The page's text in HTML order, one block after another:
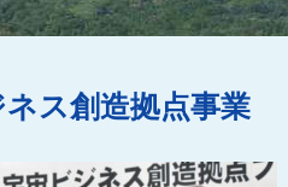
ス創造拠点事業